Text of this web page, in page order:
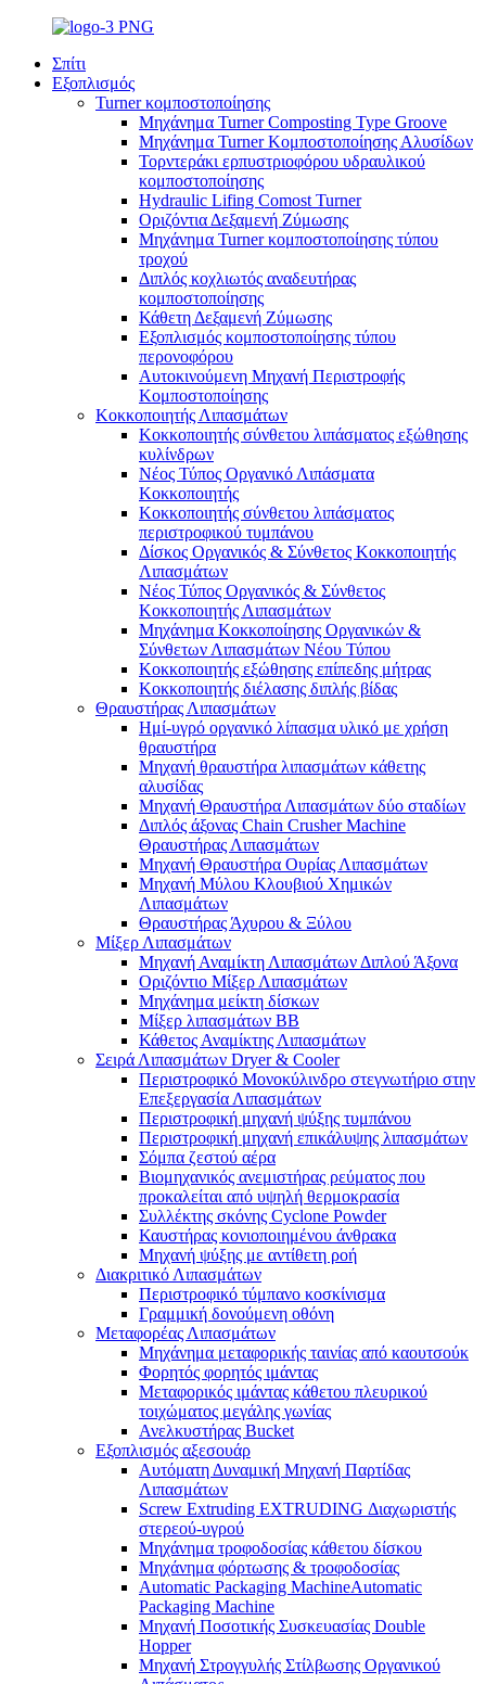
Σπίτι
Εξοπλισμός
Turner κομποστοποίησης
Μηχάνημα Turner Composting Type Groove
Μηχάνημα Turner Κομποστοποίησης Αλυσίδων
Τορντεράκι ερπυστριοφόρου υδραυλικού
κομποστοποίησης
Hydraulic Lifing Comost Turner
Οριζόντια Δεξαμενή Ζύμωσης
Μηχάνημα Turner κομποστοποίησης τύπου
τροχού
Διπλός κοχλιωτός αναδευτήρας
κομποστοποίησης
Κάθετη Δεξαμενή Ζύμωσης
Εξοπλισμός κομποστοποίησης τύπου
περονοφόρου
Αυτοκινούμενη Μηχανή Περιστροφής
Κομποστοποίησης
Κοκκοποιητής Λιπασμάτων
Κοκκοποιητής σύνθετου λιπάσματος εξώθησης
κυλίνδρων
Νέος Τύπος Οργανικό Λιπάσματα
Κοκκοποιητής
Κοκκοποιητής σύνθετου λιπάσματος
περιστροφικού τυμπάνου
Δίσκος Οργανικός & Σύνθετος Κοκκοποιητής
Λιπασμάτων
Νέος Τύπος Οργανικός & Σύνθετος
Κοκκοποιητής Λιπασμάτων
Μηχάνημα Κοκκοποίησης Οργανικών &
Σύνθετων Λιπασμάτων Νέου Τύπου
Κοκκοποιητής εξώθησης επίπεδης μήτρας
Κοκκοποιητής διέλασης διπλής βίδας
Θραυστήρας Λιπασμάτων
Ημί-υγρό οργανικό λίπασμα υλικό με χρήση
θραυστήρα
Μηχανή θραυστήρα λιπασμάτων κάθετης
αλυσίδας
Μηχανή Θραυστήρα Λιπασμάτων δύο σταδίων
Διπλός άξονας Chain Crusher Machine
Θραυστήρας Λιπασμάτων
Μηχανή Θραυστήρα Ουρίας Λιπασμάτων
Μηχανή Μύλου Κλουβιού Χημικών
Λιπασμάτων
Θραυστήρας Άχυρου & Ξύλου
Μίξερ Λιπασμάτων
Μηχανή Αναμίκτη Λιπασμάτων Διπλού Άξονα
Οριζόντιο Μίξερ Λιπασμάτων
Μηχάνημα μείκτη δίσκων
Μίξερ λιπασμάτων BB
Κάθετος Αναμίκτης Λιπασμάτων
Σειρά Λιπασμάτων Dryer & Cooler
Περιστροφικό Μονοκύλινδρο στεγνωτήριο στην
Επεξεργασία Λιπασμάτων
Περιστροφική μηχανή ψύξης τυμπάνου
Περιστροφική μηχανή επικάλυψης λιπασμάτων
Σόμπα ζεστού αέρα
Βιομηχανικός ανεμιστήρας ρεύματος που
προκαλείται από υψηλή θερμοκρασία
Συλλέκτης σκόνης Cyclone Powder
Καυστήρας κονιοποιημένου άνθρακα
Μηχανή ψύξης με αντίθετη ροή
Διακριτικό Λιπασμάτων
Περιστροφικό τύμπανο κοσκίνισμα
Γραμμική δονούμενη οθόνη
Μεταφορέας Λιπασμάτων
Μηχάνημα μεταφορικής ταινίας από καουτσούκ
Φορητός φορητός ιμάντας
Μεταφορικός ιμάντας κάθετου πλευρικού
τοιχώματος μεγάλης γωνίας
Ανελκυστήρας Bucket
Εξοπλισμός αξεσουάρ
Αυτόματη Δυναμική Μηχανή Παρτίδας
Λιπασμάτων
Screw Extruding EXTRUDING Διαχωριστής
στερεού-υγρού
Μηχάνημα τροφοδοσίας κάθετου δίσκου
Μηχάνημα φόρτωσης & τροφοδοσίας
Automatic Packaging MachineAutomatic
Packaging Machine
Μηχανή Ποσοτικής Συσκευασίας Double
Hopper
Μηχανή Στρογγυλής Στίλβωσης Οργανικού